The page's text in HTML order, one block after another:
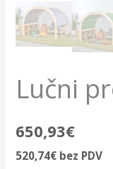
Lučni
650,93€
520,74€ bez PDV